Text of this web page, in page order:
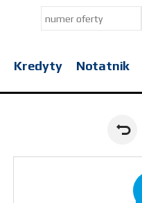
Kredyty Notatnik